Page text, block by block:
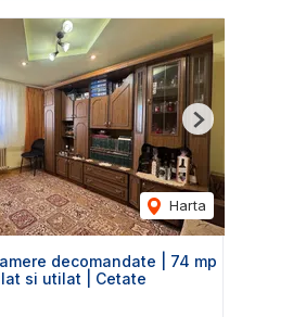
Harta
Next
decomandate | 74 mp
si utilat | Cetate